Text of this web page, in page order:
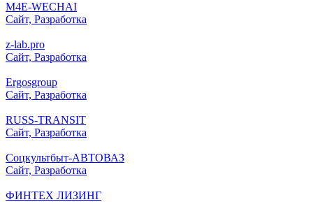
M4E-WECHAI
Сайт, Разработка
z-lab.pro
Сайт, Разработка
Ergosgroup
Сайт, Разработка
RUSS-TRANSIT
Сайт, Разработка
Соцкультбыт-АВТОВАЗ
Сайт, Разработка
ФИНТЕХ ЛИЗИНГ